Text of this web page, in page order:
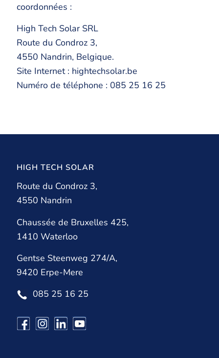
coordonnées :
High Tech Solar SRL
Route du Condroz 3,
4550 Nandrin, Belgique.
Site Internet : hightechsolar.be
Numéro de téléphone : 085 25 16 25
HIGH TECH SOLAR
Route du Condroz 3,
4550 Nandrin
Chaussée de Bruxelles 425,
1410 Waterloo
Gentse Steenweg 274/A,
9420 Erpe-Mere
085 25 16 25